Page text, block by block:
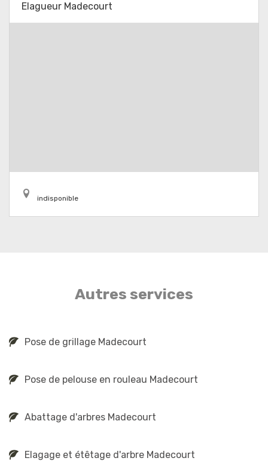
Elagueur Madecourt
indisponible
Autres services
Pose de grillage Madecourt
Pose de pelouse en rouleau Madecourt
Abattage d'arbres Madecourt
Elagage et étêtage d'arbre Madecourt